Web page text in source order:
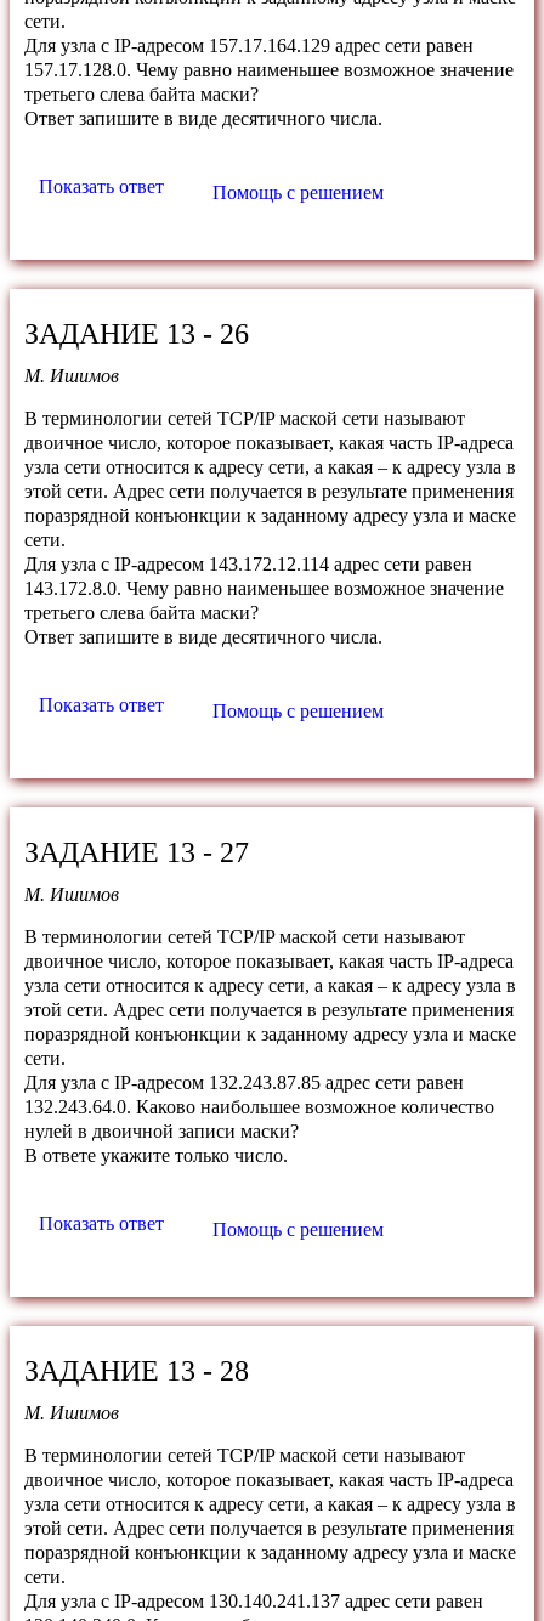
сети.
Для узла с IP-адресом 157.17.164.129 адрес сети равен
157.17.128.0. Чему равно наименьшее возможное значение
третьего слева байта маски?
Ответ запишите в виде десятичного числа.
Показать ответ Помощь с решением
ЗАДАНИЕ 13 - 26
М. Ишимов
В терминологии сетей TCP/IP маской сети называют
двоичное число, которое показывает, какая часть IP-адреса
узла сети относится к адресу сети, а какая – к адресу узла в
этой сети. Адрес сети получается в результате применения
поразрядной конъюнкции к заданному адресу узла и маске
сети.
Для узла с IP-адресом 143.172.12.114 адрес сети равен
143.172.8.0. Чему равно наименьшее возможное значение
третьего слева байта маски?
Ответ запишите в виде десятичного числа.
Показать ответ Помощь с решением
ЗАДАНИЕ 13 - 27
М. Ишимов
В терминологии сетей TCP/IP маской сети называют
двоичное число, которое показывает, какая часть IP-адреса
узла сети относится к адресу сети, а какая – к адресу узла в
этой сети. Адрес сети получается в результате применения
поразрядной конъюнкции к заданному адресу узла и маске
сети.
Для узла с IP-адресом 132.243.87.85 адрес сети равен
132.243.64.0. Каково наибольшее возможное количество
нулей в двоичной записи маски?
В ответе укажите только число.
Показать ответ Помощь с решением
ЗАДАНИЕ 13 - 28
М. Ишимов
В терминологии сетей TCP/IP маской сети называют
двоичное число, которое показывает, какая часть IP-адреса
узла сети относится к адресу сети, а какая – к адресу узла в
этой сети. Адрес сети получается в результате применения
поразрядной конъюнкции к заданному адресу узла и маске
сети.
Для узла с IP-адресом 130.140.241.137 адрес сети равен